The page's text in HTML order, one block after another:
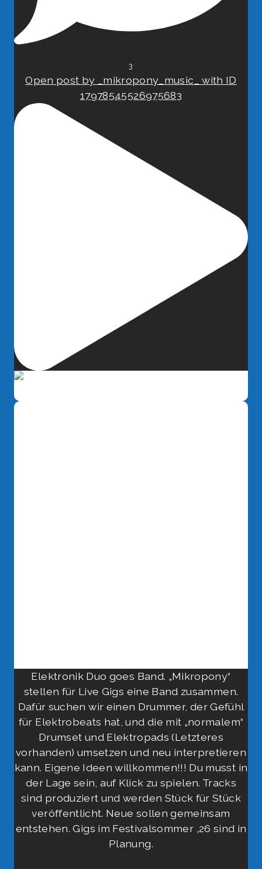
3
Open post by _mikropony_music_ with ID
17978545526975683
Elektronik Duo goes Band. „Mikropony“
stellen für Live Gigs eine Band zusammen.
Dafür suchen wir einen Drummer, der Gefühl
für Elektrobeats hat, und die mit „normalem“
Drumset und Elektropads (Letzteres
vorhanden) umsetzen und neu interpretieren
kann. Eigene Ideen willkommen!!! Du musst in
der Lage sein, auf Klick zu spielen. Tracks
sind produziert und werden Stück für Stück
veröffentlicht. Neue sollen gemeinsam
entstehen. Gigs im Festivalsommer ‚26 sind in
Planung.